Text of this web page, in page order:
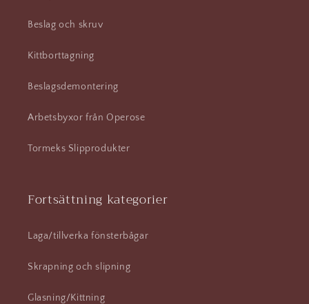
Beslag och skruv
Kittborttagning
Beslagsdemontering
Arbetsbyxor från Operose
Tormeks Slipprodukter
Fortsättning kategorier
Laga/tillverka fönsterbågar
Skrapning och slipning
Glasning/Kittning